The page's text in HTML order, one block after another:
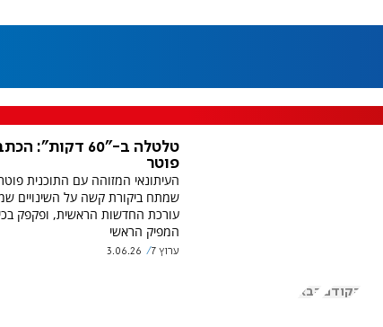
טלטלה ב-"60
פוטר
העיתונאי המזוהה עם התוכנית
שמתח ביקורת קשה על השינויים
עורכת החדשות הראשית, ופקפק
המפיק הראשי
ערוץ 7 3.06.26
הקודם הבא